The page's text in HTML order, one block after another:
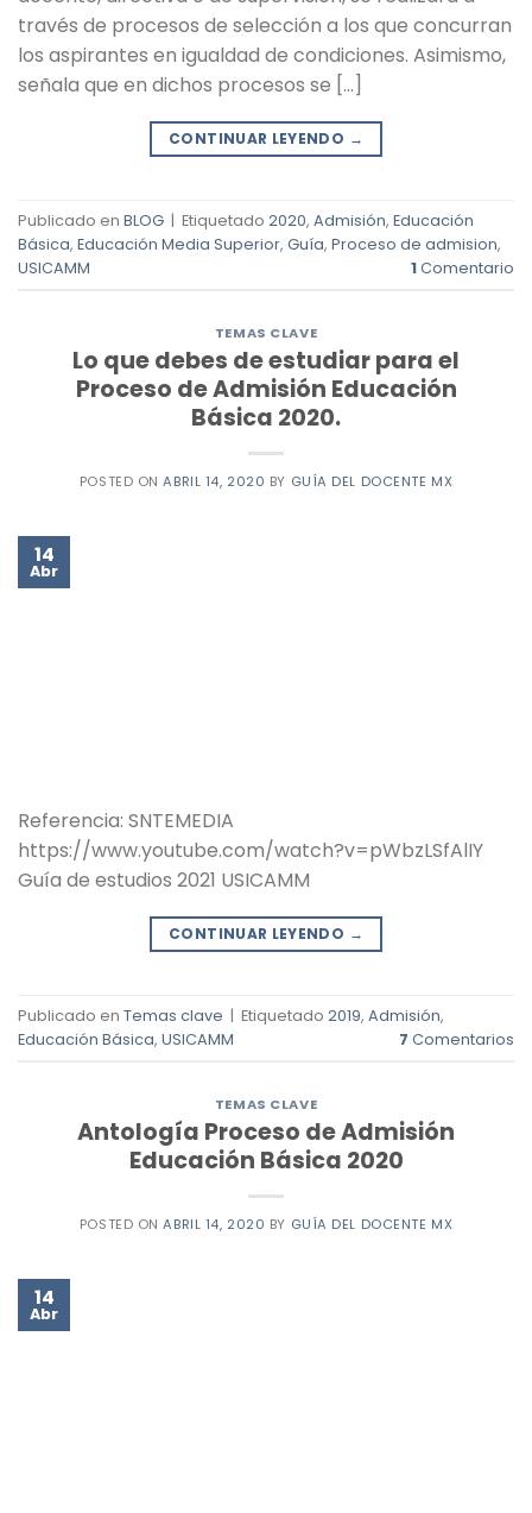
través de procesos de selección a los que concurran
los aspirantes en igualdad de condiciones. Asimismo,
señala que en dichos procesos se […]
CONTINUAR LEYENDO →
Publicado en BLOG | Etiquetado 2020, Admisión, Educación
Básica, Educación Media Superior, Guía, Proceso de admision,
USICAMM
1Comentario
TEMAS CLAVE
Lo que debes de estudiar para el
Proceso de Admisión Educación
Básica 2020.
POSTED ONABRIL 14, 2020 BY GUÍA DEL DOCENTE MX
14
Abr
Referencia: SNTEMEDIA
https://www.youtube.com/watch?v=pWbzLSfAlIY
Guía de estudios 2021 USICAMM
CONTINUAR LEYENDO →
Publicado en Temas clave | Etiquetado 2019, Admisión,
Educación Básica, USICAMM 7 Comentarios
TEMAS CLAVE
Antología Proceso de Admisión
Educación Básica 2020
POSTED ONABRIL 14, 2020 BY GUÍA DEL DOCENTE MX
14
Abr